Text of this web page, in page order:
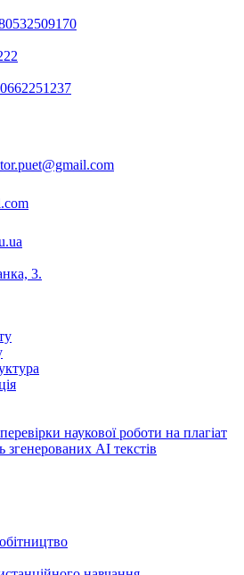
3.
наукової роботи на плагіат
згенерованих АІ текстів